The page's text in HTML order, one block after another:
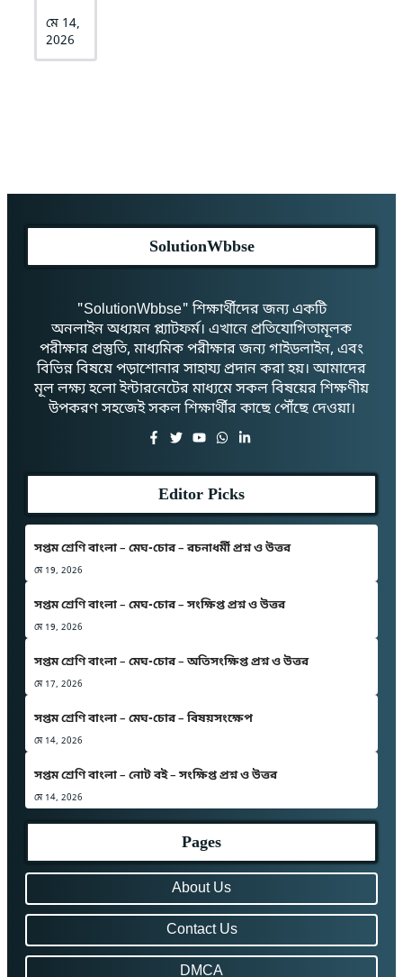
মে 14,
2026
SolutionWbbse
"SolutionWbbse" শিক্ষার্থীদের জন্য একটি
অনলাইন অধ্যয়ন প্ল্যাটফর্ম। এখানে প্রতিযোগিতামূলক
পরীক্ষার প্রস্তুতি, মাধ্যমিক পরীক্ষার জন্য গাইডলাইন, এবং
বিভিন্ন বিষয়ে পড়াশোনার সাহায্য প্রদান করা হয়। আমাদের
মূল লক্ষ্য হলো ইন্টারনেটের মাধ্যমে সকল বিষয়ের শিক্ষণীয়
উপকরণ সহজেই সকল শিক্ষার্থীর কাছে পৌঁছে দেওয়া।
Editor Picks
সপ্তম শ্রেণি বাংলা – মেঘ-চোর – রচনাধর্মী প্রশ্ন ও উত্তর
মে 19, 2026
সপ্তম শ্রেণি বাংলা – মেঘ-চোর – সংক্ষিপ্ত প্রশ্ন ও উত্তর
মে 19, 2026
সপ্তম শ্রেণি বাংলা – মেঘ-চোর – অতিসংক্ষিপ্ত প্রশ্ন ও উত্তর
মে 17, 2026
সপ্তম শ্রেণি বাংলা – মেঘ-চোর – বিষয়সংক্ষেপ
মে 14, 2026
সপ্তম শ্রেণি বাংলা – নোট বই – সংক্ষিপ্ত প্রশ্ন ও উত্তর
মে 14, 2026
Pages
About Us
Contact Us
DMCA